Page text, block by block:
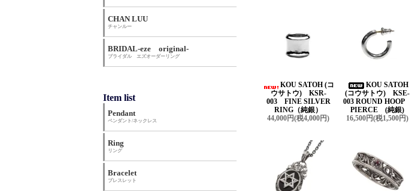
KOU SATOH (コ
ウサトウ) KSR-
003 FINE SILVER
RING（純銀）
44,000円(税4,000円)
KOU SATOH
(コウサトウ) KSE-
003 ROUND HOOP
PIERCE (純銀)
16,500円(税1,500円)
CHAN LUU
チャンルー
BRIDAL-eze original-
ブライダル エズオーダーリング
Item list
Pendant
ペンダント/ネックレス
Ring
リング
Bracelet
ブレスレット